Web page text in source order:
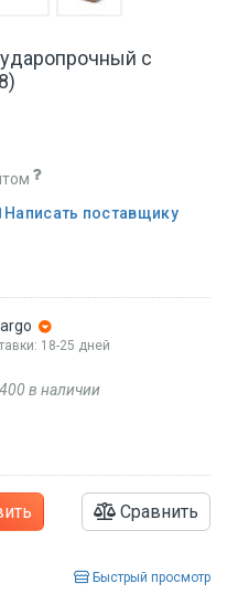
с
Написать поставщику
18-25 дней
в наличии
Сравнить
Быстрый просмотр